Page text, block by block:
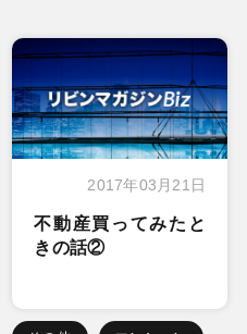
2017年03月21日
不動産買ってみたと
きの話②